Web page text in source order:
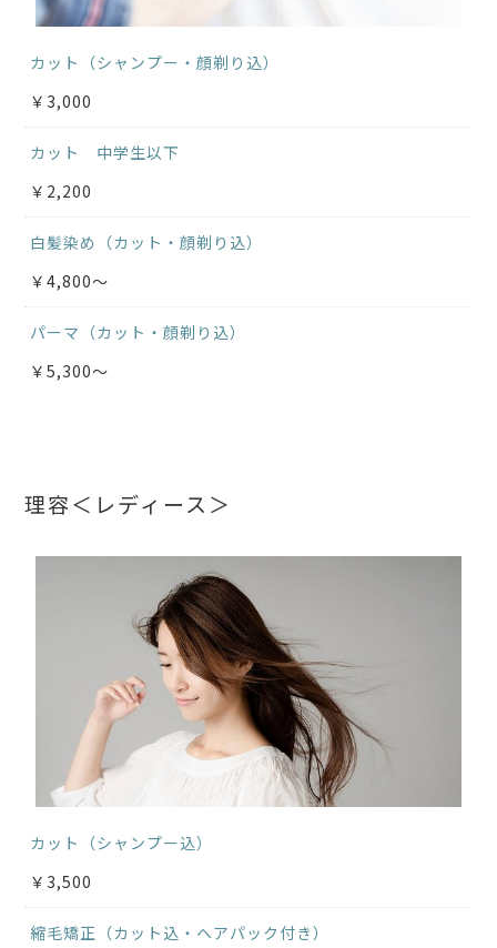
カット（シャンプー・顔剃り込）
￥3,000
カット 中学生以下
￥2,200
白髪染め（カット・顔剃り込）
￥4,800～
パーマ（カット・顔剃り込）
￥5,300～
理容＜レディース＞
カット（シャンプー込）
￥3,500
縮毛矯正（カット込・ヘアパック付き）